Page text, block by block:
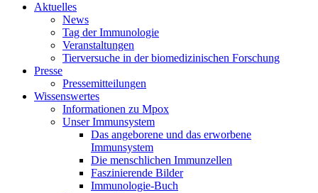
Aktuelles
News
Tag der Immunologie
Veranstaltungen
Tierversuche in der biomedizinischen Forschung
Presse
Pressemitteilungen
Wissenswertes
Informationen zu Mpox
Unser Immunsystem
Das angeborene und das erworbene
Immunsystem
Die menschlichen Immunzellen
Faszinierende Bilder
Immunologie-Buch